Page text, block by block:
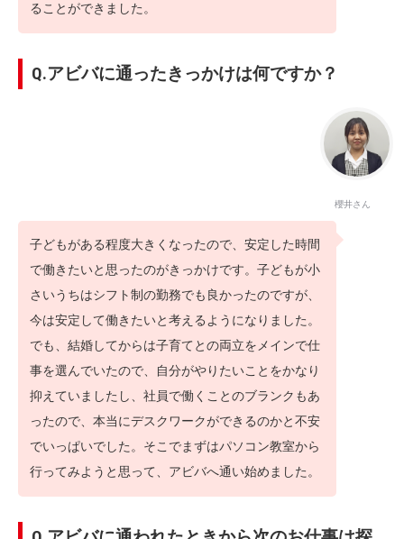
ることができました。
Q.アビバに通ったきっかけは何ですか？
櫻井さん
子どもがある程度大きくなったので、安定した時間
で働きたいと思ったのがきっかけです。子どもが小
さいうちはシフト制の勤務でも良かったのですが、
今は安定して働きたいと考えるようになりました。
でも、結婚してからは子育てとの両立をメインで仕
事を選んでいたので、自分がやりたいことをかなり
抑えていましたし、社員で働くことのブランクもあ
ったので、本当にデスクワークができるのかと不安
でいっぱいでした。そこでまずはパソコン教室から
行ってみようと思って、アビバへ通い始めました。